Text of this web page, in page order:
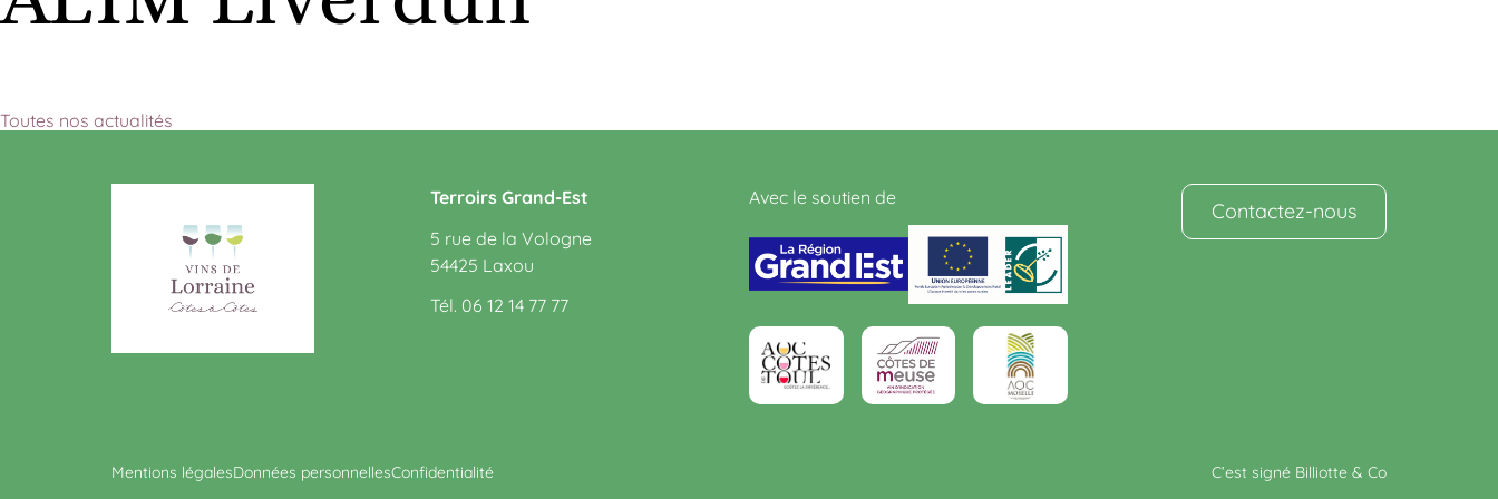
Toutes nos actualités
Terroirs Grand-Est
5 rue de la Vologne
54425 Laxou
Tél. 06 12 14 77 77
Avec le soutien de
Contactez-nous
Mentions légalesDonnées personnellesConfidentialité C’est signé Billiotte & Co